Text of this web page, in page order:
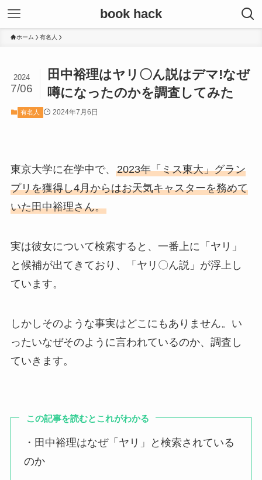
book hack
ホーム 有名人
田中裕理はヤリ〇ん説はデマ!なぜ
噂になったのかを調査してみた
2024
7/06
有名人 2024年7月6日
東京大学に在学中で、 2023年「ミス東大」グラン
プリを獲得し4月からはお天気キャスターを務めて
いた田中裕理さん。
実は彼女について検索すると、一番上に「ヤリ」
と候補が出てきており、「ヤリ〇ん説」が浮上し
ています。
しかしそのような事実はどこにもありません。い
ったいなぜそのように言われているのか、調査し
ていきます。
この記事を読むとこれがわかる
・田中裕理はなぜ「ヤリ」と検索されている
のか